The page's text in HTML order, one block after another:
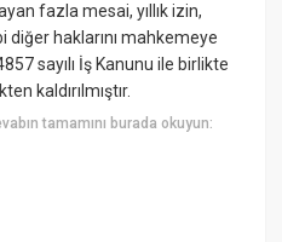
fazla mesai, yıllık izin,
diğer haklarını mahkemeye
sayılı İş Kanunu ile birlikte
kaldırılmıştır.
tamamını burada okuyun: